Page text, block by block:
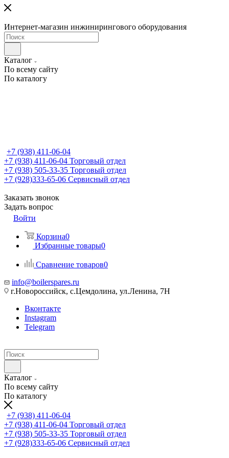
Интернет-магазин инжинирингового оборудования
Каталог
По всему сайту
По каталогу
+7 (938) 411-06-04
+7 (938) 411-06-04 Торговый отдел
+7 (938) 505-33-35 Торговый отдел
+7 (928)333-65-06 Сервисный отдел
Заказать звонок
Задать вопрос
Войти
Корзина0
Избранные товары0
Сравнение товаров0
info@boilerspares.ru
г.Новороссийск, с.Цемдолина, ул.Ленина, 7Н
Вконтакте
Instagram
Telegram
Каталог
По всему сайту
По каталогу
+7 (938) 411-06-04
+7 (938) 411-06-04 Торговый отдел
+7 (938) 505-33-35 Торговый отдел
+7 (928)333-65-06 Сервисный отдел